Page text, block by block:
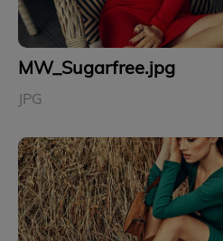
MW_Sugarfree.jpg
JPG